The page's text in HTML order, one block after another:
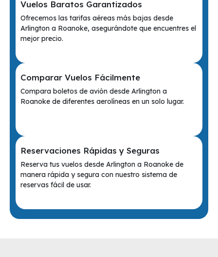
Vuelos Baratos Garantizados
Ofrecemos las tarifas aéreas más bajas desde
Arlington a Roanoke, asegurándote que encuentres el
mejor precio.
Comparar Vuelos Fácilmente
Compara boletos de avión desde Arlington a
Roanoke de diferentes aerolíneas en un solo lugar.
Reservaciones Rápidas y Seguras
Reserva tus vuelos desde Arlington a Roanoke de
manera rápida y segura con nuestro sistema de
reservas fácil de usar.